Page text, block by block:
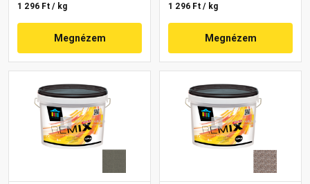
1 296 Ft / kg
Megnézem
1 296 Ft / kg
Megnézem